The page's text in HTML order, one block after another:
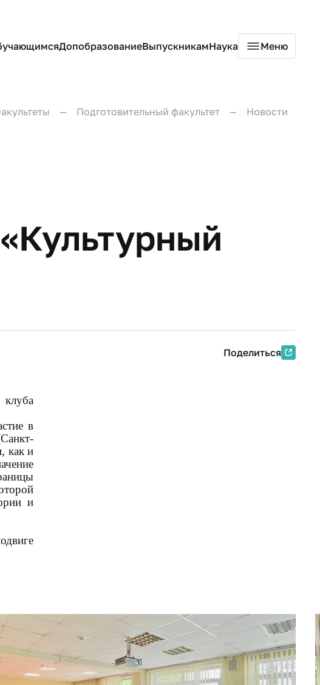
ДопобразованиеВыпускникамНаука Меню
Подготовительный факультет
Новости
Поделиться
в
как и
и